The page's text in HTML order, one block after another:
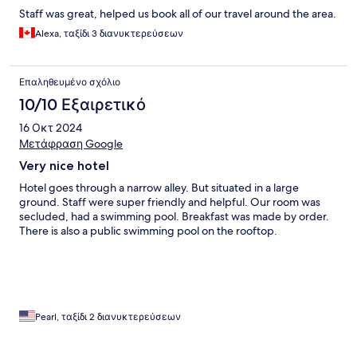
Staff was great, helped us book all of our travel around the area.
Alexa, ταξίδι 3 διανυκτερεύσεων
Επαληθευμένο σχόλιο
10/10 Εξαιρετικό
16 Οκτ 2024
Μετάφραση Google
Very nice hotel
Hotel goes through a narrow alley. But situated in a large
ground. Staff were super friendly and helpful. Our room was
secluded, had a swimming pool. Breakfast was made by order.
There is also a public swimming pool on the rooftop.
Pearl, ταξίδι 2 διανυκτερεύσεων